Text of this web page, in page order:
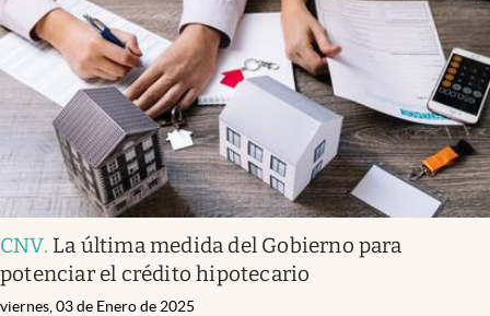
CNV. La última medida del Gobierno para
potenciar el crédito hipotecario
viernes, 03 de Enero de 2025